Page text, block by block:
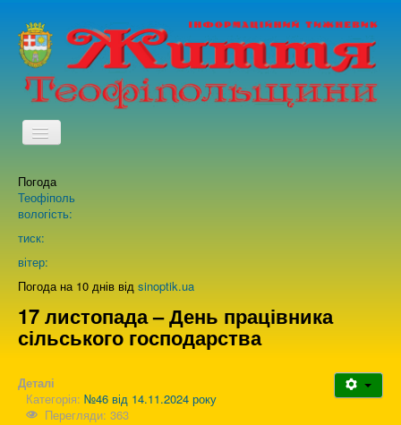
TPL_PROTOSTAR_TOGGLE_MENU
Про нас
Зворотній зв'язок
Погода
Теофіполь
вологість:
тиск:
вітер:
Погода на 10 днів від sinoptik.ua
17 листопада – День працівника
сільського господарства
Деталі
Категорія: №46 від 14.11.2024 року
Перегляди: 363